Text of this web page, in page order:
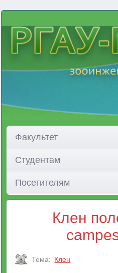
Факультет
Студентам
Посетителям
Клен
Тема: Клен